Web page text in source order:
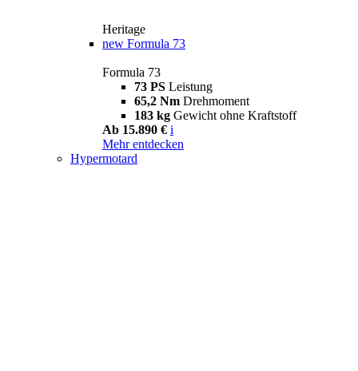
Heritage
new Formula 73
Formula 73
73 PS Leistung
65,2 Nm Drehmoment
183 kg Gewicht ohne Kraftstoff
Ab 15.890 € i
Mehr entdecken
Hypermotard